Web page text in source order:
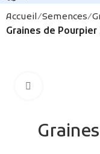
Accueil Semences
Graines de Pourpier